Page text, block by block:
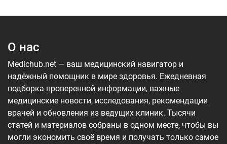
О нас
Medichub.net — ваш медицинский навигатор и
надёжный помощник в мире здоровья. Ежедневная
подборка проверенной информации, важные
медицинские новости, исследования, рекомендации
врачей и обновления из ведущих клиник. Тысячи
статей и материалов собраны в одном месте, чтобы вы
могли экономить своё время и получать только самое